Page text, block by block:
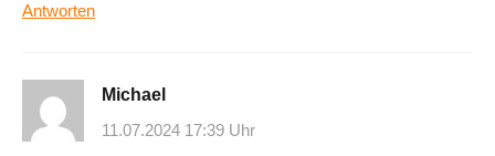
Antworten
Michael
11.07.2024 17:39 Uhr